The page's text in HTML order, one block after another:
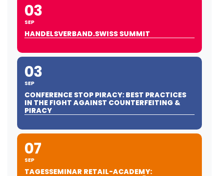
03
SEP
HANDELSVERBAND.SWISS SUMMIT
03
SEP
CONFERENCE STOP PIRACY: BEST PRACTICES
IN THE FIGHT AGAINST COUNTERFEITING &
PIRACY
07
SEP
TAGESSEMINAR RETAIL-ACADEMY: